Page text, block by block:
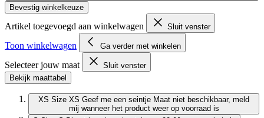
Bevestig winkelkeuze
Artikel toegevoegd aan winkelwagen Sluit venster
Toon winkelwagen Ga verder met winkelen
Selecteer jouw maat
Sluit venster
Bekijk maattabel
XS Size XS Geef me een seintje Maat niet beschikbaar, meld
mij wanneer het product weer op voorraad is